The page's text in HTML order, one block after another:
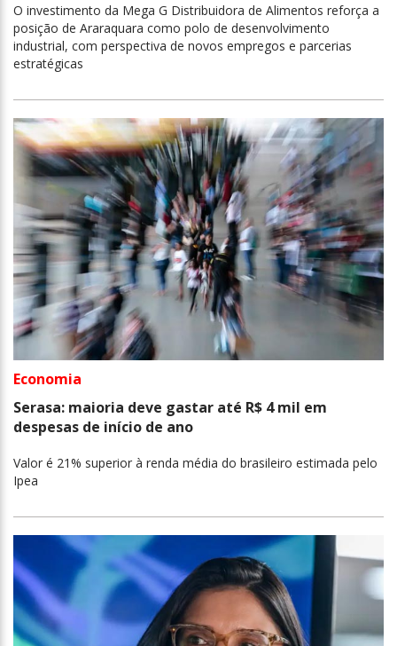
O investimento da Mega G Distribuidora de Alimentos reforça a
posição de Araraquara como polo de desenvolvimento
industrial, com perspectiva de novos empregos e parcerias
estratégicas
Economia
Serasa: maioria deve gastar até R$ 4 mil em
despesas de início de ano
Valor é 21% superior à renda média do brasileiro estimada pelo
Ipea